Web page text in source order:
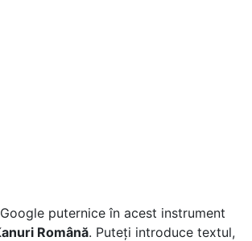
puternice în acest instrument
Română. Puteți introduce textul,